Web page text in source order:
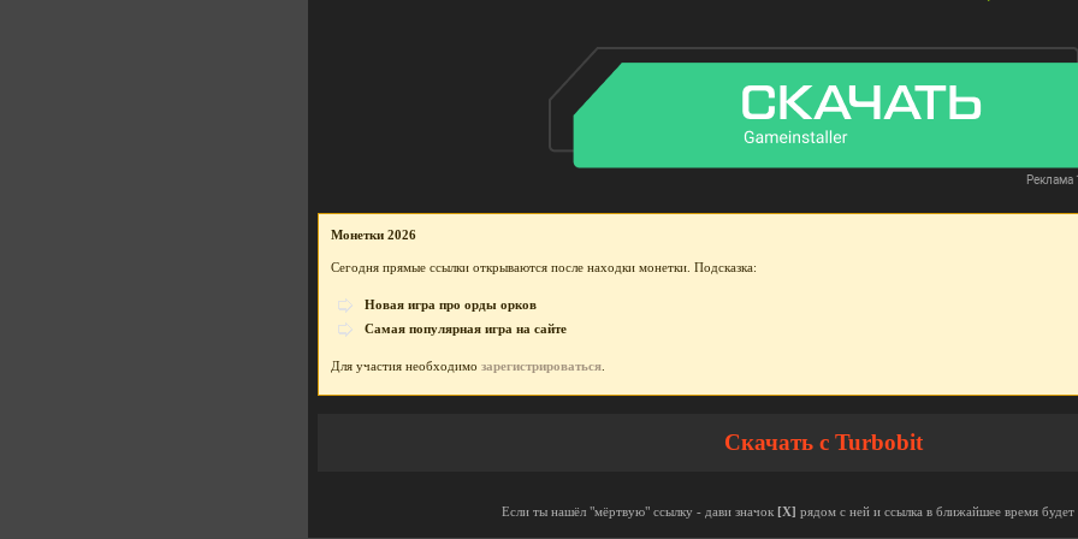
Монетки 2026
Сегодня прямые ссылки открываются после находки монетки. Подсказка:
Новая игра про орды орков
Самая популярная игра на сайте
Для участия необходимо зарегистрироваться
Скачать с Turbobit
Если ты нашёл "мёртвую" ссылку - дави значок [X] рядом с ней и ссылка в ближайшее время будет